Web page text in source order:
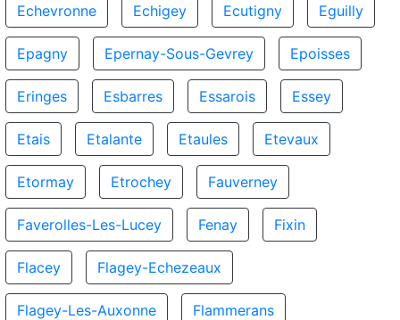
Echevronne Echigey Ecutigny Eguilly
Epagny Epernay-Sous-Gevrey Epoisses
Eringes Esbarres Essarois Essey
Etais Etalante Etaules Etevaux
Etormay Etrochey Fauverney
Faverolles-Les-Lucey Fenay Fixin
Flacey Flagey-Echezeaux
Flagey-Les-Auxonne Flammerans